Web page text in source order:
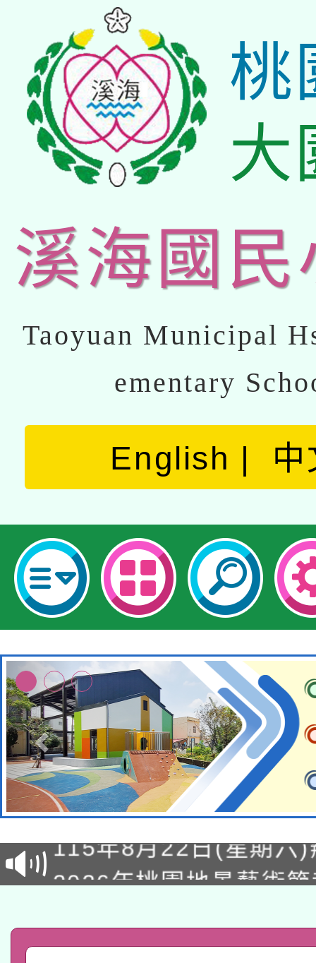
桃
大
溪海國民
Taoyuan Municipal
ementary
English 中
轉知經濟部水利署委託
業技術研究院辦理「
用水績優單位及節水達
115年8月22日(星期六
桃園市孔廟祈福系列
2026年桃園地景藝術
關事宜
轉知教育部國民及學前